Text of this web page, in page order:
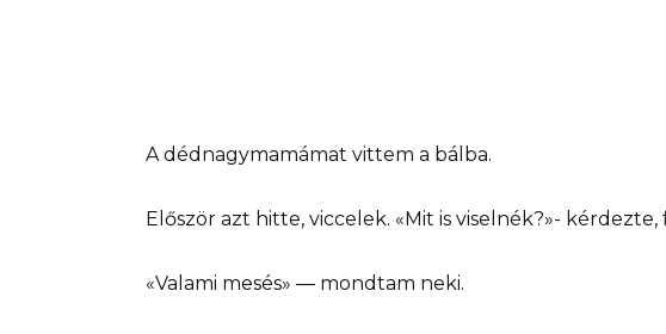
A dédnagymamámat vittem a bálba.
Először azt hitte, viccelek. «Mit is viselnék?»-
«Valami mesés» — mondtam neki.